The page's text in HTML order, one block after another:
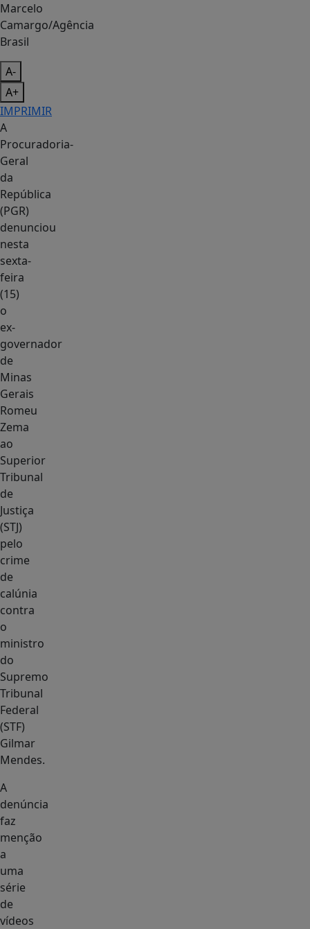
Marcelo
Camargo/Agência
Brasil
A-
A+
IMPRIMIR
A
Procuradoria-
Geral
da
República
(PGR)
denunciou
nesta
sexta-
feira
(15)
o
ex-
governador
de
Minas
Gerais
Romeu
Zema
ao
Superior
Tribunal
de
Justiça
(STJ)
pelo
crime
de
calúnia
contra
o
ministro
do
Supremo
Tribunal
Federal
(STF)
Gilmar
Mendes.
A
denúncia
faz
menção
a
uma
série
de
vídeos